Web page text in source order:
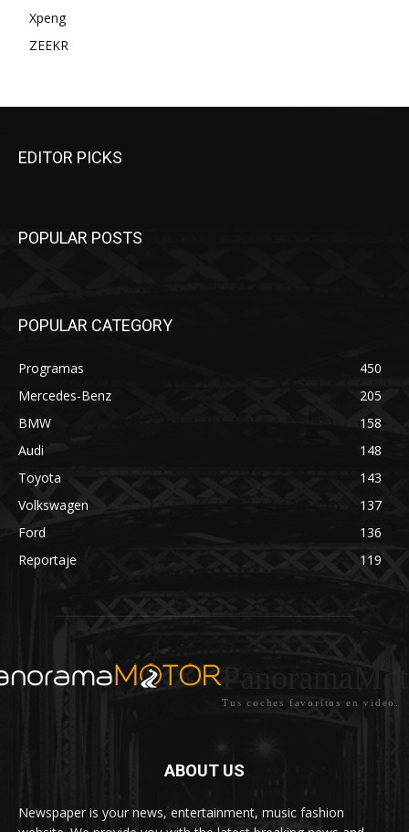
Xpeng
ZEEKR
EDITOR PICKS
POPULAR POSTS
POPULAR CATEGORY
Programas
450
Mercedes-Benz
205
BMW
158
Audi
148
Toyota
143
Volkswagen
137
Ford
136
Reportaje
119
Tus coches favoritos en video.
ABOUT US
Newspaper is your news, entertainment, music fashion